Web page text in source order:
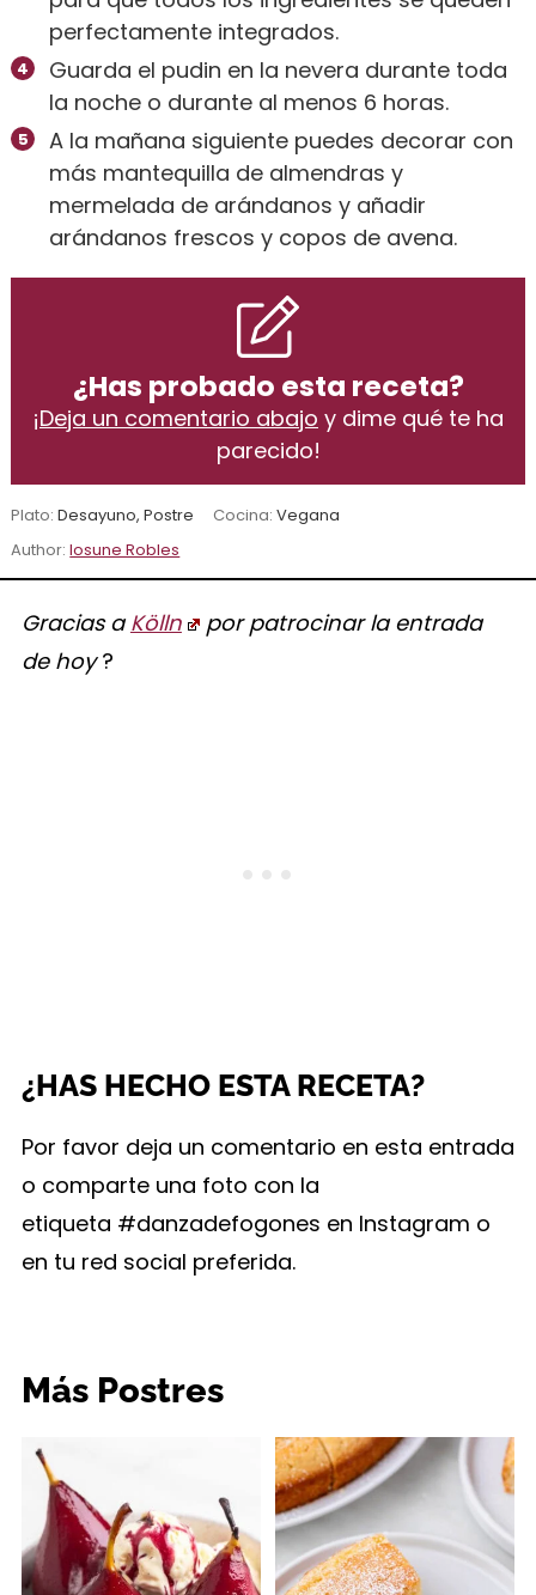
perfectamente integrados.
Guarda el pudin en la nevera durante toda
la noche o durante al menos 6 horas.
A la mañana siguiente puedes decorar con
más mantequilla de almendras y
mermelada de arándanos y añadir
arándanos frescos y copos de avena.
¿Has probado esta receta?
¡Deja un comentario abajo y dime qué te ha
parecido!
Plato:Desayuno, Postre Cocina: Vegana
Author:Iosune Robles
Gracias aKölln
por patrocinar la entrada
de hoy?
¿HAS HECHO ESTA RECETA?
Por favor deja un comentario en esta entrada
o comparte una foto con la
etiqueta #danzadefogones en Instagram o
en tu red social preferida.
Más Postres